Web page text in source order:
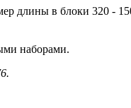
длины в блоки 320 -
наборами.